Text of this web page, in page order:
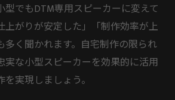
型でもDTM専用スピーカーに変えて
上がりが安定した」「制作効率が上
多く聞かれます。自宅制作の限られ
実な小型スピーカーを効果的に活用
実現しましょう。